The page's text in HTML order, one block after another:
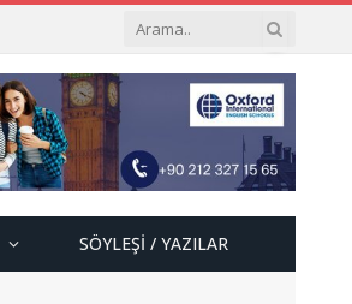
SÖYLEŞI / YAZILAR